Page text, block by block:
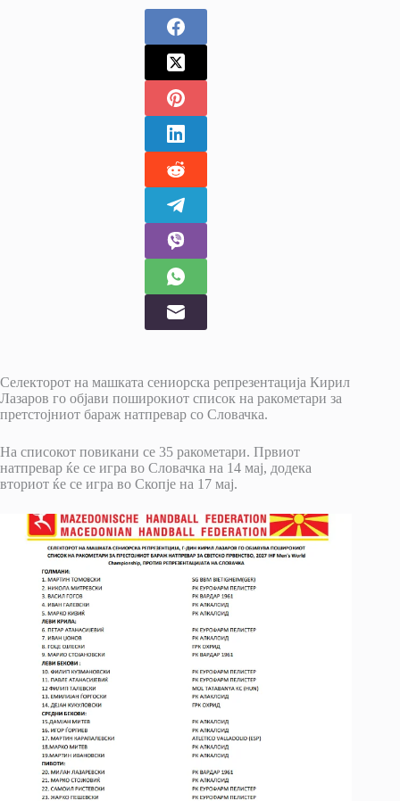
Селекторот на машката сениорска репрезентација Кирил
Лазаров го објави поширокиот список на ракометари за
претстојниот бараж натпревар со Словачка.
На списокот повикани се 35 ракометари. Првиот
натпревар ќе се игра во Словачка на 14 мај, додека
вториот ќе се игра во Скопје на 17 мај.